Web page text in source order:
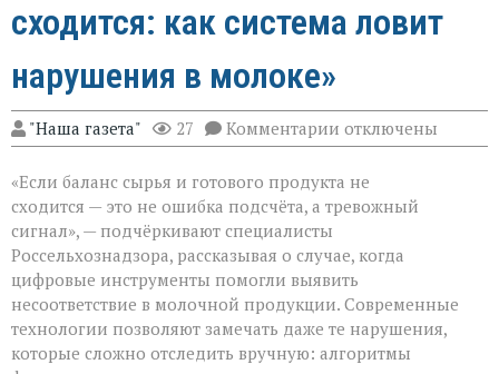
сходится: как система ловит
нарушения в молоке»
"Наша газета" 27 Комментарии к
записи
математика
не
система
ловит
нарушения
в
молоке»
отключены
«Если баланс сырья и готового продукта не
сходится — это не ошибка подсчёта, а тревожный
сигнал», — подчёркивают специалисты
Россельхознадзора, рассказывая о случае, когда
цифровые инструменты помогли выявить
несоответствие в молочной продукции. Современные
технологии позволяют замечать даже те нарушения,
которые сложно отследить вручную: алгоритмы